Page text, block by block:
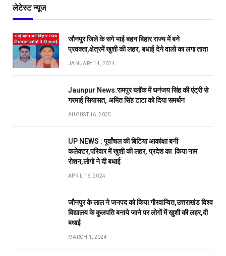
लेटेस्ट न्यूज
जौनपुर जिले के सगे भाई बहन बिहार राज्य में बने
प्रवक्ता,क्षेत्रमें खुशी की लहर, बधाई देने वालो का लगा ताता
JANUARY 14, 2024
Jaunpur News:रामपुर ब्लॉक में धनंजय सिंह की एंट्री से
गरमाई सियासत, अमित सिंह टाटा को दिया समर्थन
AUGUST 16, 2025
UP NEWS : पूर्वांचल की बिटिया आकांक्षा बनी
कलेक्टर,परिवार में खुशी की लहर, प्रदेश का किया नाम
रोशन,लोगो ने दी बधाई
APRIL 16, 2024
जौनपुर के लाल ने जनपद को किया गौरवान्वित,उत्तराखंड विश्व
विद्यालय के कुलपति बनाये जाने पर लोगों में खुशी की लहर,दी
बधाई
MARCH 1, 2024